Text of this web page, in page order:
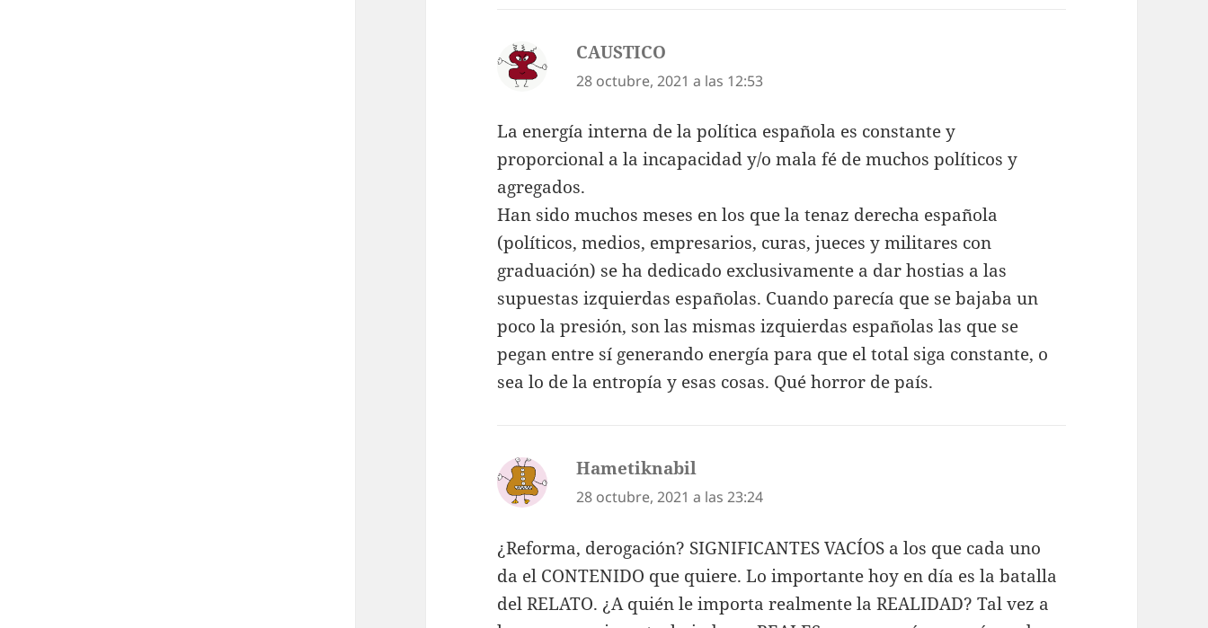
CAUSTICO
28 octubre, 2021 a las 12:53
La energía interna de la política española es constante y
proporcional a la incapacidad y/o mala fé de muchos políticos y
agregados.
Han sido muchos meses en los que la tenaz derecha española
(políticos, medios, empresarios, curas, jueces y militares con
graduación) se ha dedicado exclusivamente a dar hostias a las
supuestas izquierdas españolas. Cuando parecía que se bajaba un
poco la presión, son las mismas izquierdas españolas las que se
pegan entre sí generando energía para que el total siga constante, o
sea lo de la entropía y esas cosas. Qué horror de país.
Hametiknabil
28 octubre, 2021 a las 23:24
¿Reforma, derogación? SIGNIFICANTES VACÍOS a los que cada uno
da el CONTENIDO que quiere. Lo importante hoy en día es la batalla
del RELATO. ¿A quién le importa realmente la REALIDAD? Tal vez a